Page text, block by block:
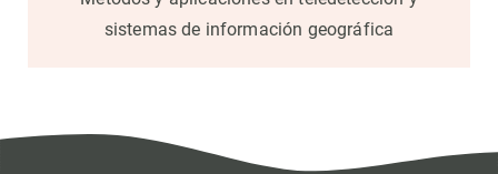
sistemas de información geográfica